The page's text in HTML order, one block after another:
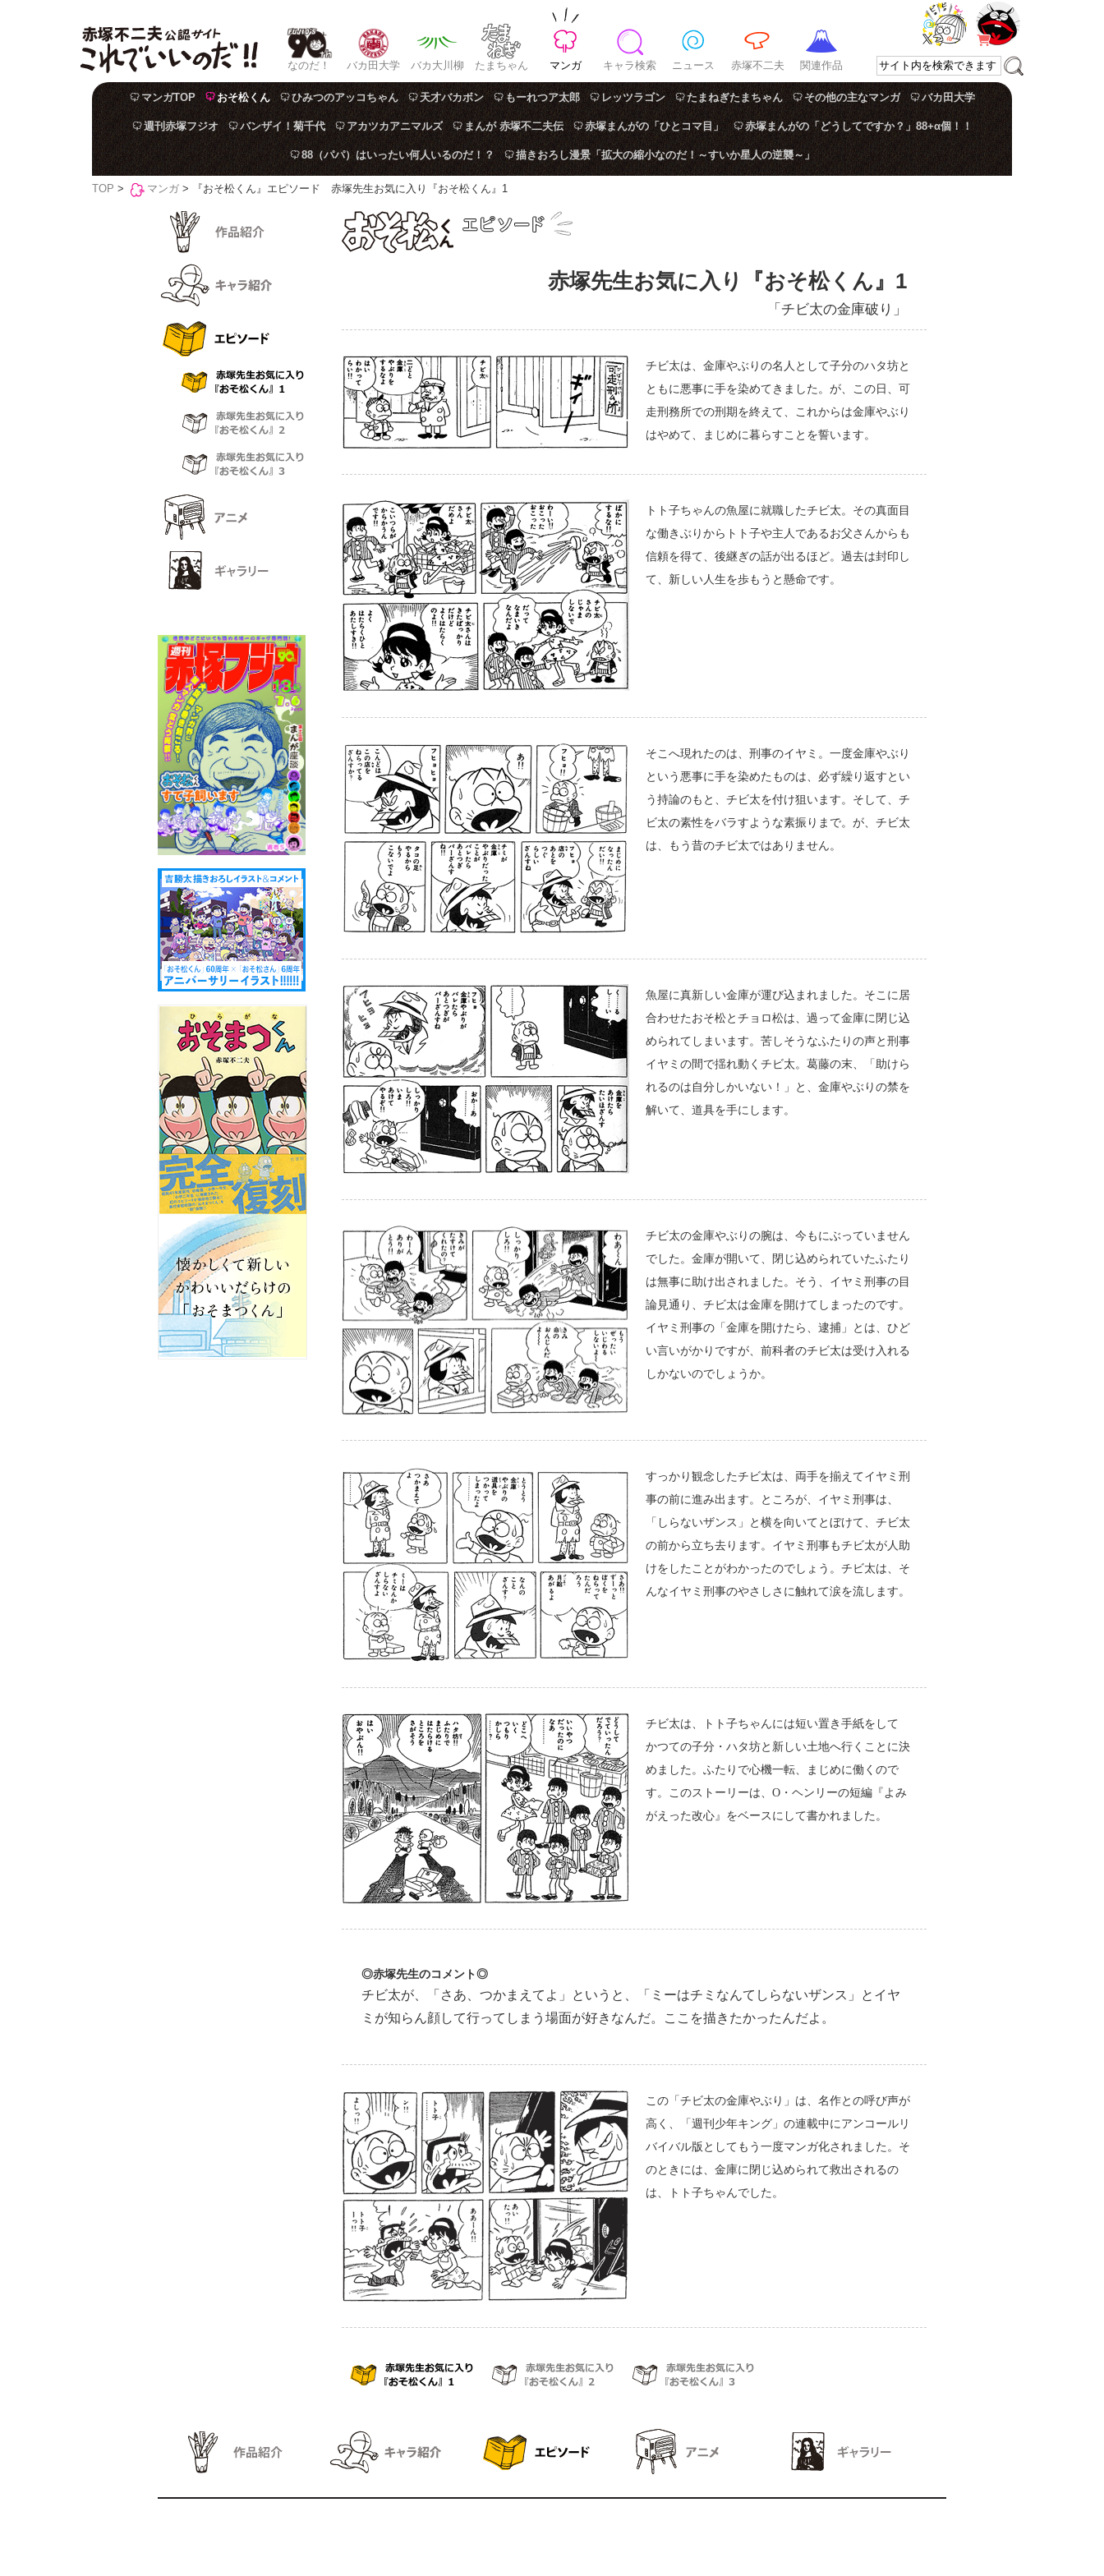
なのだ！ バカ田大学 バカ大川柳 たまちゃん マンガ キャラ検索 ニュース 赤塚不二夫 関連作品
マンガTOP おそ松くん ひみつのアッコちゃん 天才バカボン もーれつア太郎 レッツラゴン たまねぎたまちゃん その他の主なマンガ バカ田大学
週刊赤塚フジオ バンザイ！菊千代 アカツカアニマルズ まんが 赤塚不二夫伝 赤塚まんがの「ひとコマ目」 赤塚まんがの「どうしてですか？」88+α個！！
88（パパ）はいったい何人いるのだ！？ 描きおろし漫景「拡大の縮小なのだ！～すいか星人の逆襲～」
TOP > マンガ > 『おそ松くん』エピソード 赤塚先生お気に入り『おそ松くん』1
赤塚先生お気に入り『おそ松くん』1
「チビ太の金庫破り」
チビ太は、金庫やぶりの名人として子分のハタ坊と
ともに悪事に手を染めてきました。が、この日、可
走刑務所での刑期を終えて、これからは金庫やぶり
はやめて、まじめに暮らすことを誓います。
トト子ちゃんの魚屋に就職したチビ太。その真面目
な働きぶりからトト子や主人であるお父さんからも
信頼を得て、後継ぎの話が出るほど。過去は封印し
て、新しい人生を歩もうと懸命です。
そこへ現れたのは、刑事のイヤミ。一度金庫やぶり
という悪事に手を染めたものは、必ず繰り返すとい
う持論のもと、チビ太を付け狙います。そして、チ
ビ太の素性をバラすような素振りまで。が、チビ太
は、もう昔のチビ太ではありません。
魚屋に真新しい金庫が運び込まれました。そこに居
合わせたおそ松とチョロ松は、過って金庫に閉じ込
められてしまいます。苦しそうなふたりの声と刑事
イヤミの間で揺れ動くチビ太。葛藤の末、「助けら
れるのは自分しかいない！」と、金庫やぶりの禁を
解いて、道具を手にします。
チビ太の金庫やぶりの腕は、今もにぶっていません
でした。金庫が開いて、閉じ込められていたふたり
は無事に助け出されました。そう、イヤミ刑事の目
論見通り、チビ太は金庫を開けてしまったのです。
イヤミ刑事の「金庫を開けたら、逮捕」とは、ひど
い言いがかりですが、前科者のチビ太は受け入れる
しかないのでしょうか。
すっかり観念したチビ太は、両手を揃えてイヤミ刑
事の前に進み出ます。ところが、イヤミ刑事は、
「しらないザンス」と横を向いてとぼけて、チビ太
の前から立ち去ります。イヤミ刑事もチビ太が人助
けをしたことがわかったのでしょう。チビ太は、そ
んなイヤミ刑事のやさしさに触れて涙を流します。
チビ太は、トト子ちゃんには短い置き手紙をして
かつての子分・ハタ坊と新しい土地へ行くことに決
めました。ふたりで心機一転、まじめに働くので
す。このストーリーは、O・ヘンリーの短編『よみ
がえった改心』をベースにして書かれました。
◎赤塚先生のコメント◎
チビ太が、「さあ、つかまえてよ」というと、「ミーはチミなんてしらないザンス」とイヤ
ミが知らん顔して行ってしまう場面が好きなんだ。ここを描きたかったんだよ。
この「チビ太の金庫やぶり」は、名作との呼び声が
高く、「週刊少年キング」の連載中にアンコールリ
バイバル版としてもう一度マンガ化されました。そ
のときには、金庫に閉じ込められて救出されるの
は、トト子ちゃんでした。